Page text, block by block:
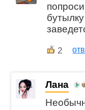
2
Лана